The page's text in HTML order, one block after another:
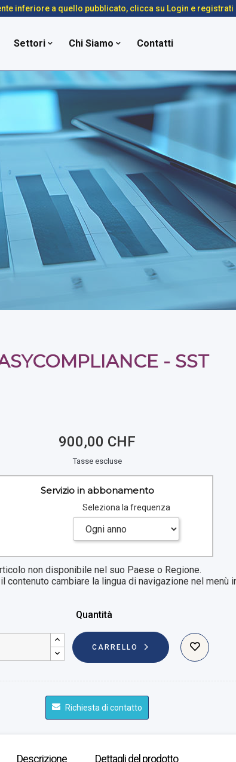
inferiore a quello pubblicato, clicca su Login e
Settori Chi Siamo Contatti
- SST
900,00 CHF
Tasse escluse
Servizio in abbonamento
Seleziona la frequenza
non disponibile nel suo Paese o Regione.
contenuto cambiare la lingua di navigazione nel menù
Quantità
CARRELLO
Richiesta di contatto
Descrizione Dettagli del prodotto